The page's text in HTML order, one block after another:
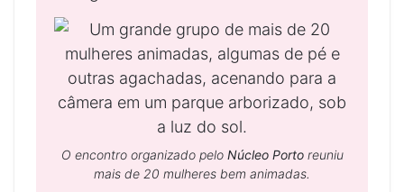
O encontro organizado pelo Núcleo Portoreuniu
mais de 20 mulheres bem animadas.